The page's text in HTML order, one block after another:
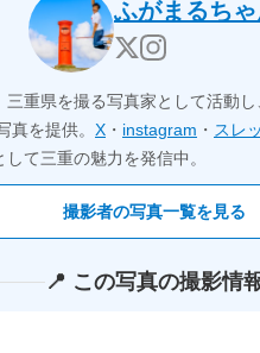
ふがまるち
重県を撮る写真家として活動
真を提供。 X ・ instagram ・ スレ
して三重の魅力を発信中。
撮影者の写真一覧を見る
📍 この写真の撮影情